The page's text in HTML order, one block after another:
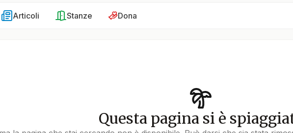
Articoli Stanze Dona
Questa pagina si è